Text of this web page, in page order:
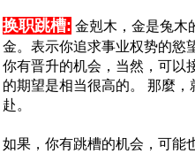
换职跳槽: 金剋木，金是兔木
金。表示你追求事业权势的慾
你有晋升的机会，当然，可以
的期望是相当很高的。 那麼
赴。
如果，你有跳槽的机会，可能